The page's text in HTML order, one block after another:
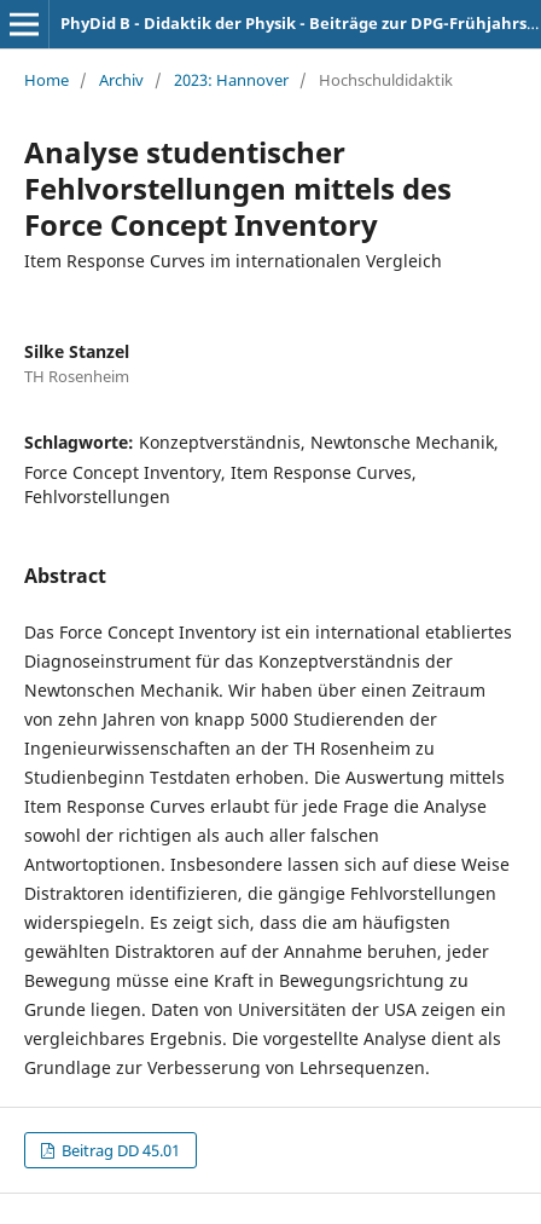
PhyDid B - Didaktik der Physik - Beiträge zur DPG-Frühjahrstagung
Home / Archiv / 2023: Hannover / Hochschuldidaktik
Analyse studentischer
Fehlvorstellungen mittels des
Force Concept Inventory
Item Response Curves im internationalen Vergleich
Silke Stanzel
TH Rosenheim
Schlagworte: Konzeptverständnis, Newtonsche Mechanik,
Force Concept Inventory, Item Response Curves,
Fehlvorstellungen
Abstract
Das Force Concept Inventory ist ein international etabliertes
Diagnoseinstrument für das Konzeptverständnis der
Newtonschen Mechanik. Wir haben über einen Zeitraum
von zehn Jahren von knapp 5000 Studierenden der
Ingenieurwissenschaften an der TH Rosenheim zu
Studienbeginn Testdaten erhoben. Die Auswertung mittels
Item Response Curves erlaubt für jede Frage die Analyse
sowohl der richtigen als auch aller falschen
Antwortoptionen. Insbesondere lassen sich auf diese Weise
Distraktoren identifizieren, die gängige Fehlvorstellungen
widerspiegeln. Es zeigt sich, dass die am häufigsten
gewählten Distraktoren auf der Annahme beruhen, jeder
Bewegung müsse eine Kraft in Bewegungsrichtung zu
Grunde liegen. Daten von Universitäten der USA zeigen ein
vergleichbares Ergebnis. Die vorgestellte Analyse dient als
Grundlage zur Verbesserung von Lehrsequenzen.
Beitrag DD 45.01